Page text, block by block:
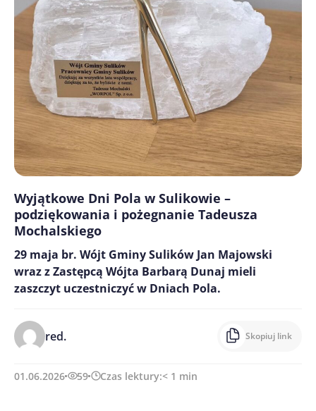
Wyjątkowe Dni Pola w Sulikowie –
podziękowania i pożegnanie Tadeusza
Mochalskiego
29 maja br. Wójt Gminy Sulików Jan Majowski
wraz z Zastępcą Wójta Barbarą Dunaj mieli
zaszczyt uczestniczyć w Dniach Pola.
red. Skopiuj link
01.06.2026 59 Czas lektury:< 1 min